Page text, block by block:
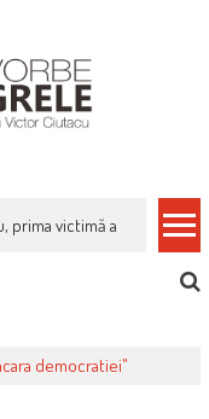
prima victimă a noi
democratiei"